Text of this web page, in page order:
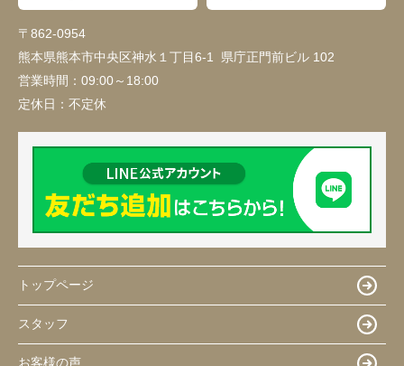
〒862-0954
熊本県熊本市中央区神水１丁目6-1 県庁正門前ビル 102
営業時間： 09:00～18:00
定休日： 不定休
トップページ
スタッフ
お客様の声